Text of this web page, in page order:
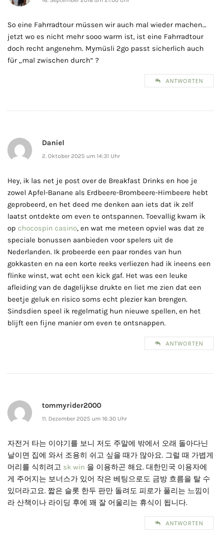
So eine Fahrradtour müssen wir auch mal wieder machen…
jetzt wo es nicht mehr sooo warm ist, ist eine Fahrradtour
doch recht angenehm. Mymüsli 2go passt sicherlich auch
für „mal zwischen durch“ ?
ANTWORTEN
Daniel
2. Oktober 2025 um 14:31 Uhr
Hey, ik las net je post over de Breakfast Drinks en hoe je
zowel Apfel-Banane als Erdbeere-Brombeere-Himbeere hebt
geprobeerd, en het deed me denken aan iets dat ik zelf
laatst ontdekte om even te ontspannen. Toevallig kwam ik
op chocospin casino, en wat me meteen opviel was dat ze
speciale bonussen aanbieden voor spelers uit de
Nederlanden. Ik probeerde een paar rondes van hun
gokkasten en na een korte reeks verliezen had ik ineens een
flinke winst, wat echt een kick gaf. Het was een leuke
afleiding van de dagelijkse drukte en liet me zien dat een
beetje geluk en risico soms echt plezier kan brengen.
Sindsdien speel ik regelmatig hun nieuwe spellen, en het
blijft een fijne manier om even te ontsnappen.
ANTWORTEN
tommyrider2000
11. Dezember 2025 um 16:30 Uhr
자전거 타는 이야기를 보니 저도 주말에 밖에서 오래 돌아다닌
날이면 집에 와서 조용히 쉬고 싶을 때가 많아요. 그럴 때 가볍게
머리를 식히려고 sk win 을 이용하곤 해요. 대한민국 이용자에
게 주어지는 보너스가 있어 작은 베팅으로도 금방 흐름을 탈 수
있더라고요. 짧은 슬롯 한두 판만 돌려도 피로가 풀리는 느낌이
라 산책이나 라이딩 후에 꽤 잘 어울리는 휴식이 됩니다.
ANTWORTEN